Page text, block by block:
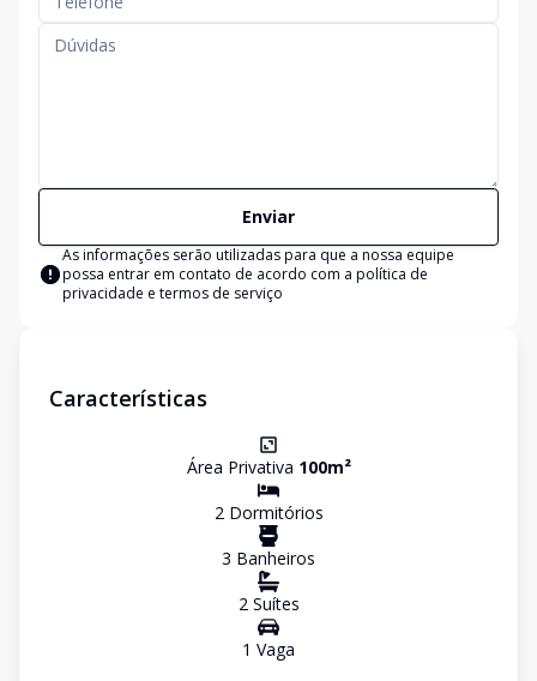
Enviar
As informações serão utilizadas para que a nossa equipe
possa entrar em contato de acordo com a política de
privacidade e termos de serviço
Características
Área Privativa 100m²
2Dormitórios
3 Banheiros
2Suítes
1 Vaga